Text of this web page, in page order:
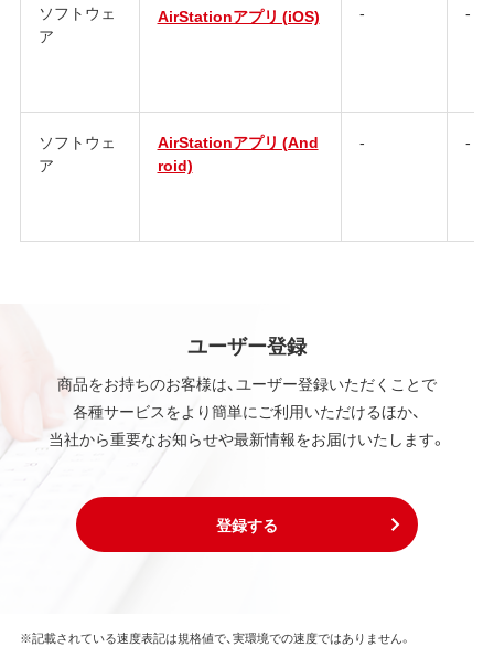
ソフトウェ
ア
AirStationアプリ (iOS) - -
ソフトウェ
ア
AirStationアプリ (And
roid)
- -
ユーザー登録
商品をお持ちのお客様は、ユーザー登録いただくことで
各種サービスをより簡単にご利用いただけるほか、
当社から重要なお知らせや最新情報をお届けいたします。
登録する
※記載されている速度表記は規格値で、実環境での速度ではありません。